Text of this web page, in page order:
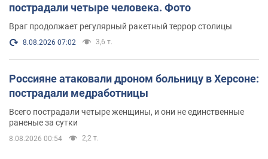
пострадали четыре человека. Фото
Враг продолжает регулярный ракетный террор столицы
8.08.2026 07:02 3,6 т.
Россияне атаковали дроном больницу в Херсоне:
пострадали медработницы
Всего пострадали четыре женщины, и они не единственные
раненые за сутки
8.08.2026 00:54 2,2 т.